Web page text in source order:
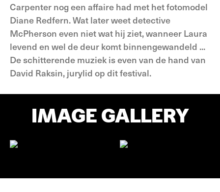
Carpenter nog een affaire had met het fotomodel
Diane Redfern. Wat later weet detective
McPherson even niet wat hij ziet, wanneer Laura
levend en wel de deur komt binnengewandeld ...
De schitterende muziek is even van de hand van
David Raksin, jurylid op dit festival.
IMAGE GALLERY